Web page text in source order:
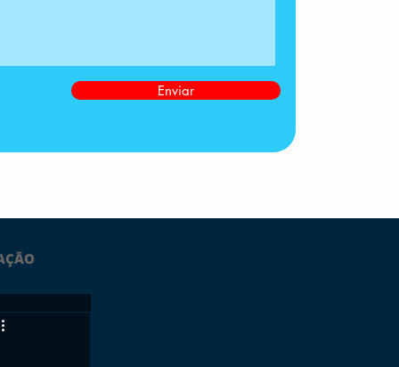
Enviar